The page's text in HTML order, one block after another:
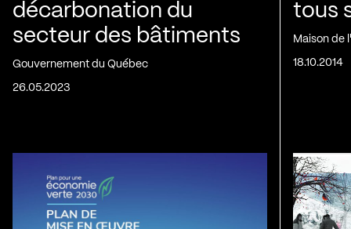
décarbonation du
secteur des bâtiments
Gouvernement du Québec
26.05.2023
tous
Maison de
18.10.2014